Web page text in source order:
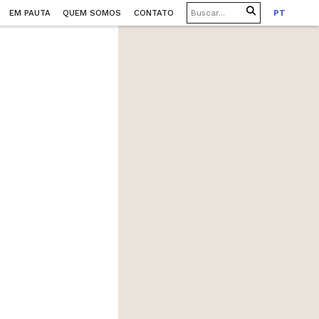
EM PAUTA QUEM SOMOS CONTATO PT